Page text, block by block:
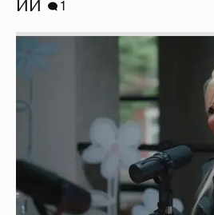
Певица Глюкоза
эротического журнала
3